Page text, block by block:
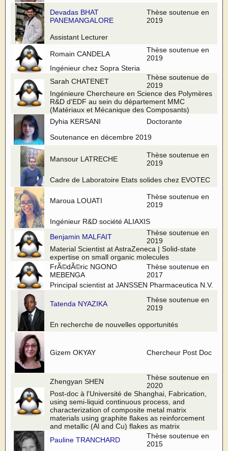
Devadas BHAT
PANEMANGALORE
Thèse soutenue en
2019
Assistant Lecturer
Romain CANDELA
Thèse soutenue en
2019
Ingénieur chez Sopra Steria
Sarah CHATENET
Thèse soutenue de
2019
Ingénieure Chercheure en Science des Polymères
R&D d'EDF au sein du département MMC
(Matériaux et Mécanique des Composants)
Dyhia KERSANI
Doctorante
Soutenance en décembre 2019
Mansour LATRECHE
Thèse soutenue en
2019
Cadre de Laboratoire Etats solides chez EVOTEC
Maroua LOUATI
Thèse soutenue en
2019
Ingénieur R&D société ALIAXIS
Benjamin MALFAIT
Thèse soutenue en
2019
Material Scientist at AstraZeneca | Solid-state
expertise on small organic molecules
FrÃ©dÃ©ric NGONO
MEBENGA
Thèse soutenue en
2017
Principal scientist at JANSSEN Pharmaceutica N.V.
Tatenda NYAZIKA
Thèse soutenue en
2019
En recherche de nouvelles opportunités
Gizem OKYAY Chercheur Post Doc
Zhengyan SHEN
Thèse soutenue en
2020
Post-doc à l'Université de Shanghai, Fabrication,
using semi-liquid continuous process, and
characterization of composite metal matrix
materials using graphite flakes as reinforcement
and metallic (Al and Cu) flakes as matrix
Pauline TRANCHARD
Thèse soutenue en
2015